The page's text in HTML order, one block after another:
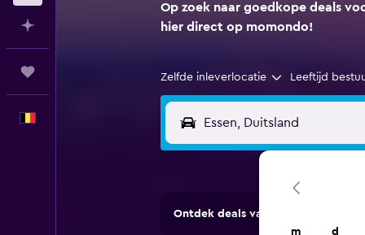
Op zoek naar goedkope deals
hier direct op momondo!
Zelfde inleverlocatie Leeftijd
Ontdek deals van
m d